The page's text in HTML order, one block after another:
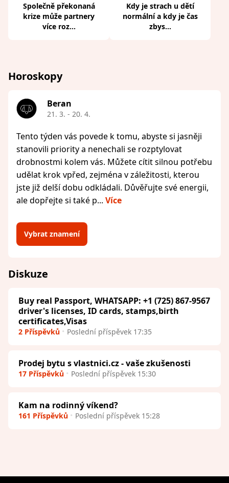
Společně překonaná
krize může partnery
více roz...
Kdy je strach u dětí
normální a kdy je čas
zbys...
Horoskopy
Beran
21. 3. - 20. 4.
Tento týden vás povede k tomu, abyste si jasněji
stanovili priority a nenechali se rozptylovat
drobnostmi kolem vás. Můžete cítit silnou potřebu
udělat krok vpřed, zejména v záležitosti, kterou
jste již delší dobu odkládali. Důvěřujte své energii,
ale dopřejte si také p... Více
Vybrat znamení
Diskuze
Buy real Passport, WHATSAPP: +1 (725) 867-9567
driver's licenses, ID cards, stamps,birth
certificates,Visas
2 Příspěvků Poslední příspěvek 17:35
Prodej bytu s vlastnici.cz - vaše zkušenosti
17 Příspěvků Poslední příspěvek 15:30
Kam na rodinný víkend?
161 Příspěvků Poslední příspěvek 15:28